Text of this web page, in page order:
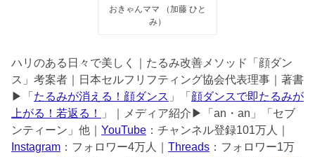
おきゃんママ （加藤 ひと
み）
ハリのある日々で美しく｜たるみ改善メソッド「顔ダン
ス」考案者｜日本セルフリフティング協会代表理事｜著書
▶︎「 たるみが消える！顔ダンス 」「 顔ダンスで即たるみが
上がる！若返る！
」｜メディア紹介▶︎「an・an」「セブ
ンティーン」他｜ YouTube ：チャンネル登録101万人｜
Instagram ：フォロワー4万人｜ Threads ：フォロワー1万